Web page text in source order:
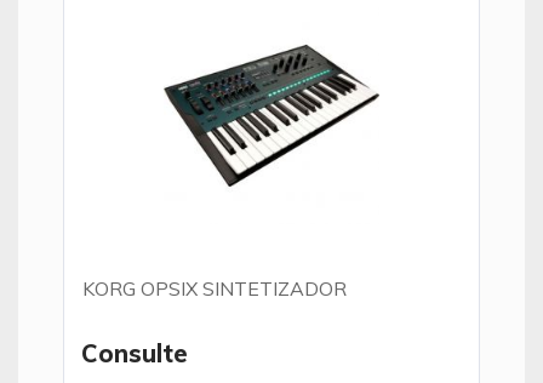
KORG OPSIX SINTETIZADOR
Consulte